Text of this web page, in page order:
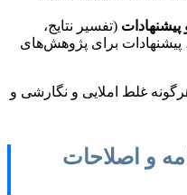
(تفسیر نتایج،
پیشنهادات برای پژوهش‌های
غلط املایی و نگارشی و
و اصلاحات